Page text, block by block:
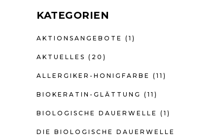
KATEGORIEN
AKTIONSANGEBOTE (1)
AKTUELLES (20)
ALLERGIKER-HONIGFARBE (11)
BIOKERATIN-GLÄTTUNG (11)
BIOLOGISCHE DAUERWELLE (1)
DIE BIOLOGISCHE DAUERWELLE